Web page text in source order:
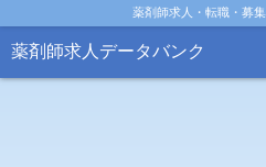
薬剤師求人・転職・募
薬剤師求人データバンク